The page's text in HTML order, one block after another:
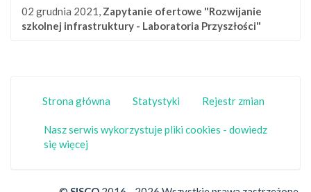
02 grudnia 2021, Zapytanie ofertowe "Rozwijanie
szkolnej infrastruktury - Laboratoria Przyszłości"
Strona główna Statystyki Rejestr zmian
Nasz serwis wykorzystuje pliki cookies - dowiedz
się więcej